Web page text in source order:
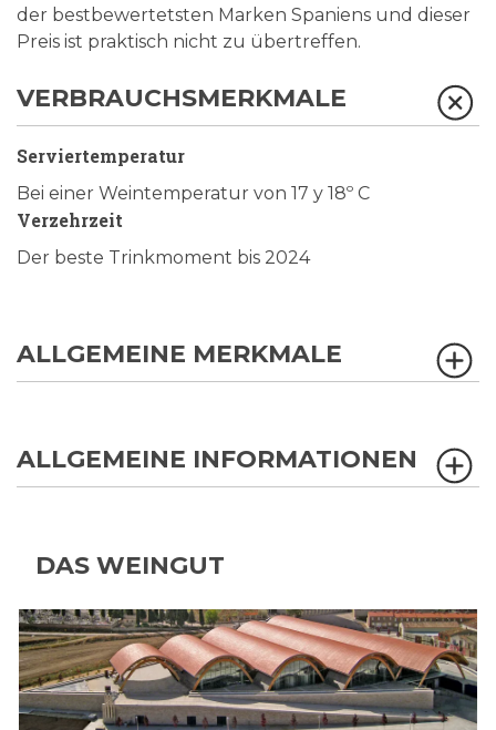
der bestbewertetsten Marken Spaniens und dieser
Preis ist praktisch nicht zu übertreffen.
VERBRAUCHSMERKMALE
Serviertemperatur
Bei einer Weintemperatur von 17 y 18º C
Verzehrzeit
Der beste Trinkmoment bis 2024
ALLGEMEINE MERKMALE
ALLGEMEINE INFORMATIONEN
DAS WEINGUT